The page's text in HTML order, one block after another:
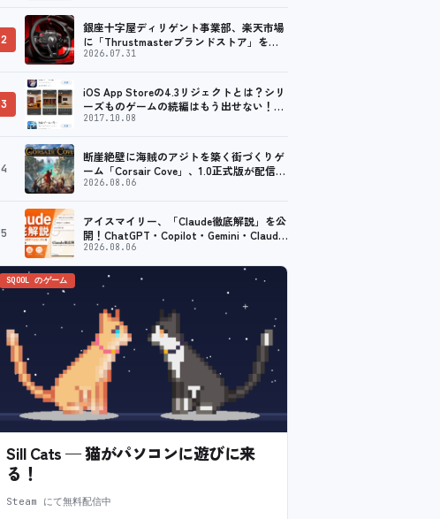
2
銀座十字屋ディリゲント事業部、楽天市場
に「Thrustmasterブランドストア」をオ
ープン。記念キャンペーンでポイントアッ
2026.07.31
3
iOS App Storeの4.3リジェクトとは？シリ
ーズものゲームの続編はもう出せない！？
脱出ゲームで相次ぐリジェクト
2017.10.08
4
断崖絶壁に海賊のアジトを築く街づくりゲ
ーム「Corsair Cove」、1.0正式版が配信開
始！
2026.08.06
5
アイスマイリー、「Claude徹底解説」を公
開！ChatGPT・Copilot・Gemini・Claude
を機能別／業務別に比較―自社に合う生成
AIの選び方がわかる実践ガイド
2026.08.06
SQOOL のゲーム
Sill Cats — 猫がパソコンに遊びに来
る！
Steam にて無料配信中